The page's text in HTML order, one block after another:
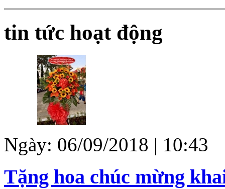
tin tức hoạt động
Ngày: 06/09/2018 | 10:43
Tặng hoa chúc mừng